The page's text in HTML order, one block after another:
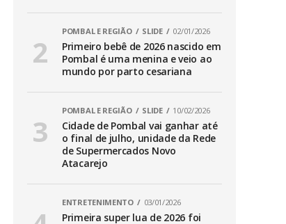
POMBAL E REGIÃO SLIDE 02/01/2026
Primeiro bebê de 2026 nascido em
Pombal é uma menina e veio ao
mundo por parto cesariana
POMBAL E REGIÃO SLIDE 10/02/2026
Cidade de Pombal vai ganhar até
o final de julho, unidade da Rede
de Supermercados Novo
Atacarejo
ENTRETENIMENTO 03/01/2026
Primeira super lua de 2026 foi